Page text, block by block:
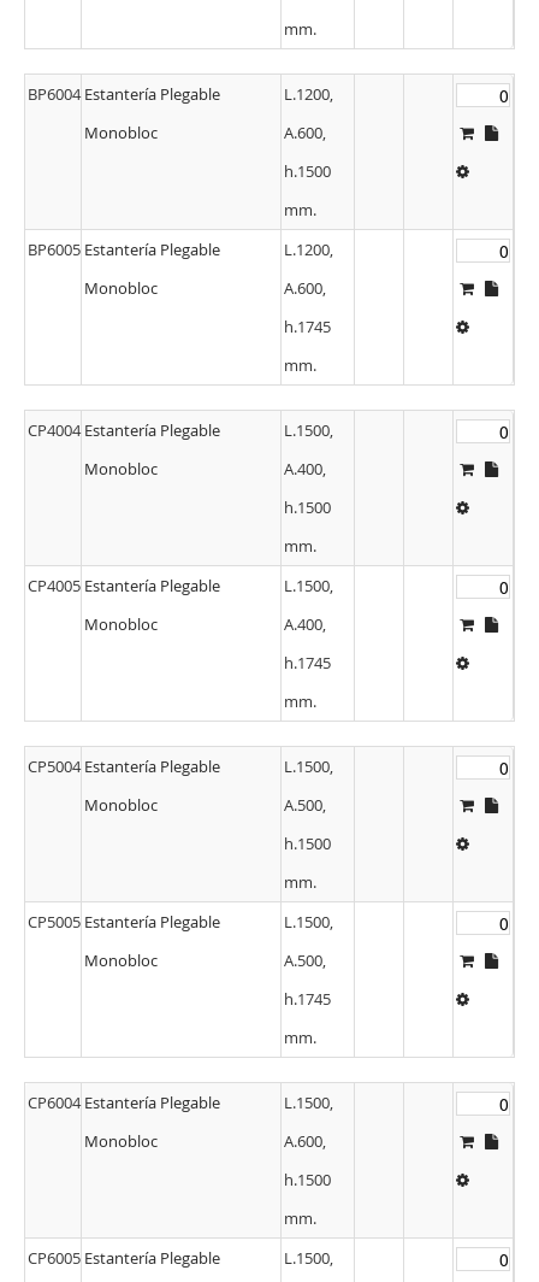
mm.
BP6004 Estantería Plegable
Monobloc
L.1200,
A.600,
h.1500
mm.
BP6005 Estantería Plegable
Monobloc
L.1200,
A.600,
h.1745
mm.
CP4004 Estantería Plegable
Monobloc
L.1500,
A.400,
h.1500
mm.
CP4005 Estantería Plegable
Monobloc
L.1500,
A.400,
h.1745
mm.
CP5004 Estantería Plegable
Monobloc
L.1500,
A.500,
h.1500
mm.
CP5005 Estantería Plegable
Monobloc
L.1500,
A.500,
h.1745
mm.
CP6004 Estantería Plegable
Monobloc
L.1500,
A.600,
h.1500
mm.
CP6005 Estantería Plegable
L.1500,